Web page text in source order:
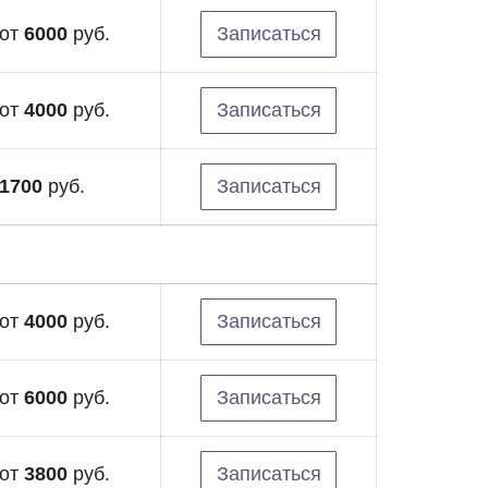
от 6000 руб. Записаться
от 4000 руб. Записаться
1700 руб. Записаться
от 4000 руб. Записаться
от 6000 руб. Записаться
от 3800 руб. Записаться